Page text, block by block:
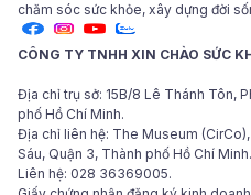
chăm sóc sức khỏe, xây dựng đời
CÔNG TY TNHH XIN CHÀO SỨC
Địa chỉ trụ sở: 15B/8 Lê Thánh Tôn,
phố Hồ Chí Minh.
Địa chỉ liên hệ: The Museum
Sáu, Quận 3, Thành phố Hồ Chí Minh.
Liên hệ: 028 36369005.